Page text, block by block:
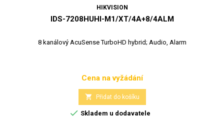
HIKVISION
IDS-7208HUHI-M1/XT/4A+8/4ALM
8 kanálový AcuSense TurboHD hybrid; Audio, Alarm
Cena
Cena na vyžádání
 Přidat do košíku
 Skladem u dodavatele